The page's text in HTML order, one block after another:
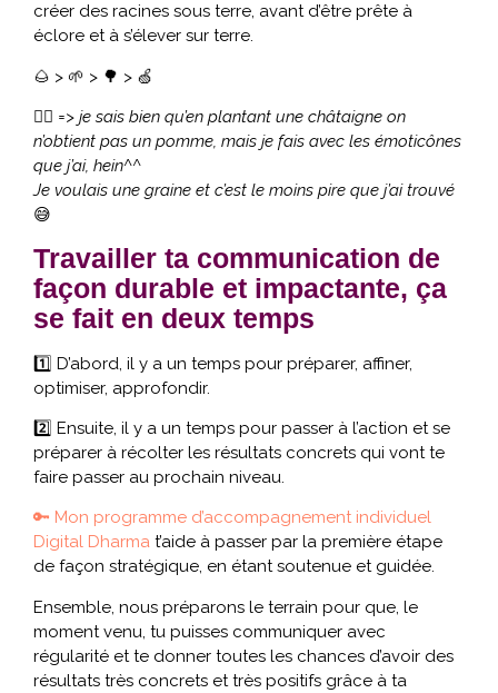
créer des racines sous terre, avant d’être prête à
éclore et à s’élever sur terre.
🌰 > 🌱 > 🌳 > 🍏
💁‍♀️ => je sais bien qu’en plantant une châtaigne on
n’obtient pas un pomme, mais je fais avec les émoticônes
que j’ai, hein^^
Je voulais une graine et c’est le moins pire que j’ai trouvé
😅
Travailler ta communication de
façon durable et impactante, ça
se fait en deux temps
1️⃣ D’abord, il y a un temps pour préparer, affiner,
optimiser, approfondir.
2️⃣ Ensuite, il y a un temps pour passer à l’action et se
préparer à récolter les résultats concrets qui vont te
faire passer au prochain niveau.
🔑 Mon programme d’accompagnement individuel
Digital Dharma t’aide à passer par la première étape
de façon stratégique, en étant soutenue et guidée.
Ensemble, nous préparons le terrain pour que, le
moment venu, tu puisses communiquer avec
régularité et te donner toutes les chances d’avoir des
résultats très concrets et très positifs grâce à ta